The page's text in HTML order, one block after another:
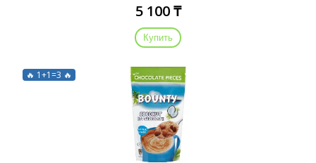
5 100 ₸
Купить
🔥 1+1=3 🔥